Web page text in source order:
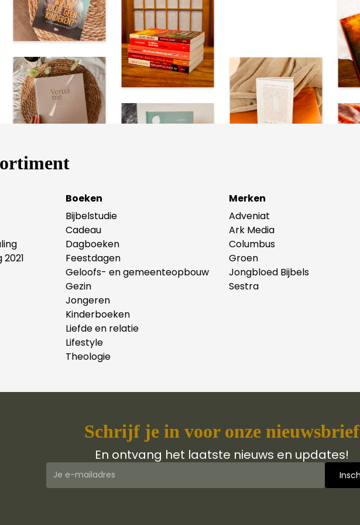
Boeken
Bijbelstudie
Cadeau
Dagboeken
Feestdagen
Geloofs- en gemeenteopbouw
Gezin
Jongeren
Kinderboeken
Liefde en relatie
Lifestyle
Theologie
Merken
Adveniat
Ark Media
Columbus
Groen
Jongbloed Bijbels
Sestra
Schrijf je in voor onze nieuwsbrief
En ontvang het laatste nieuws en updates!